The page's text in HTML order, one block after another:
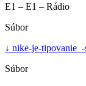
E1 – E1 – Rádio
Súbor
↓ nike-je-
Súbor